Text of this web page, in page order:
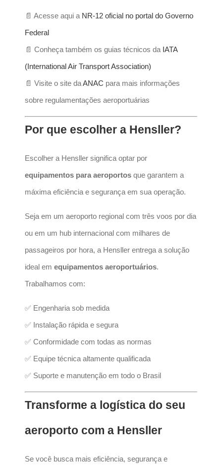
📄 Acesse aqui a NR-12 oficial no portal do Governo
Federal
📄 Conheça também os guias técnicos da IATA
(International Air Transport Association)
📄 Visite o site daANAC para mais informações
sobre regulamentações aeroportuárias
Por que escolher a Hensller?
Escolher a Hensller significa optar por
equipamentos para aeroportos que garantem a
máxima eficiência e segurança em sua operação.
Seja em um aeroporto regional com três voos por dia
ou em um hub internacional com milhares de
passageiros por hora, a Hensller entrega a solução
ideal em equipamentos aeroportuários.
Trabalhamos com:
✅ Engenharia sob medida
✅ Instalação rápida e segura
✅ Conformidade com todas as normas
✅ Equipe técnica altamente qualificada
✅ Suporte e manutenção em todo o Brasil
Transforme a logística do seu
aeroporto com a Hensller
Se você busca mais eficiência, segurança e